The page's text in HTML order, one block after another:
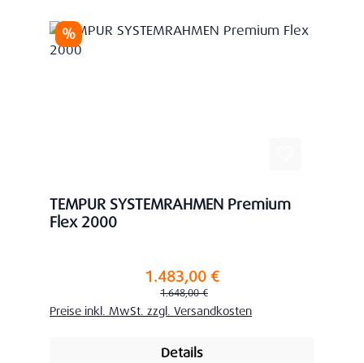
Rabatt
%
TEMPUR SYSTEMRAHMEN Premium
Flex 2000
Verkaufspreis:1.483,00 €
Regulärer Preis:
1.648,00 €
Preise inkl. MwSt. zzgl. Versandkosten
Details